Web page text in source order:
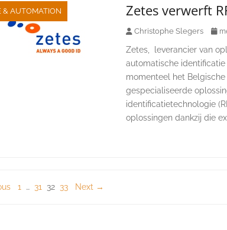
& AUTOMATION Zetes verwerft
Christophe Slegers
Zetes, leverancier van
automatische
momenteel het Belgische
gespecialiseerde
identificatietechnologie
oplossingen dankzij die
1 … 31 32 33 Next →